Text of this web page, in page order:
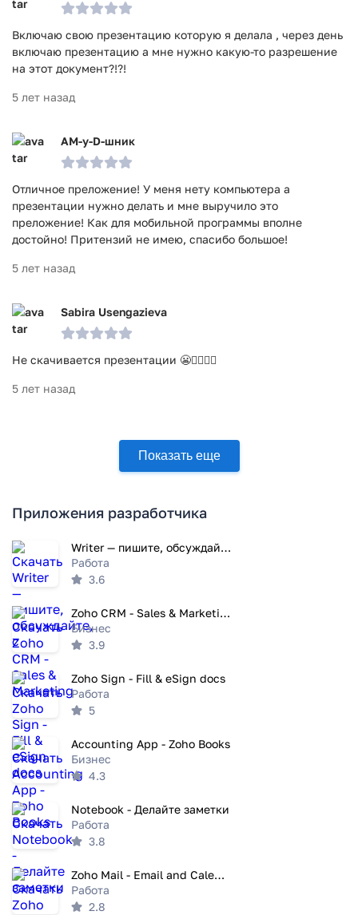
Включаю свою презентацию которую я делала , через день
включаю презентацию а мне нужно какую-то разрешение
на этот документ?!?!
5 лет назад
AM-у-D-шник
Отличное преложение! У меня нету компьютера а
презентации нужно делать и мне выручило это
преложение! Как для мобильной программы вполне
достойно! Притензий не имею, спасибо большое!
5 лет назад
Sabira Usengazieva
Не скачивается презентации 😬🤦‍♀️🤦‍♀️
5 лет назад
Показать еще
Приложения разработчика
Writer — пишите, обсуждайте, с
Работа
3.6
Zoho CRM - Sales & Marketing
Бизнес
3.9
Zoho Sign - Fill & eSign docs
Работа
5
Accounting App - Zoho Books
Бизнес
4.3
Notebook - Делайте заметки
Работа
3.8
Zoho Mail - Email and Calendar
Работа
2.8